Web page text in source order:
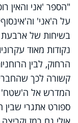
"הספר 'אני והאין
על ה'אני'
בשיחות של ארבעת
נקודות מאוד
הרחוק, לבין
קשורה לכך
המדרש אל ה'שטח'
ספורט אתגרי שבין